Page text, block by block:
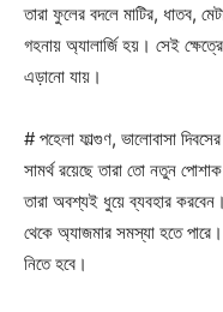
তারা ফুলের বদলে মাটির, ধাতব,
গহনায় অ্যালার্জি হয়। সেই
এড়ানো যায়।
# পহেলা ফাল্গুণ, ভালোবাসা
সামর্থ রয়েছে তারা তো নতুন
তারা অবশ্যই ধুয়ে ব্যবহার
থেকে অ্যাজমার সমস্যা হতে
নিতে হবে।